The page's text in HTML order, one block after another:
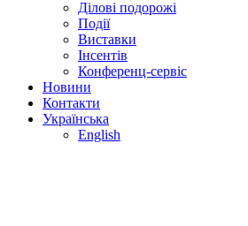
Ділові подорожі
Події
Виставки
Інсентів
Конференц-сервіс
Новини
Контакти
Українська
English